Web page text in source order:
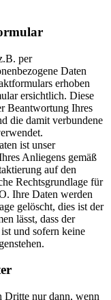
per
Daten
erhoben
ersichtlich. Diese
Beantwortung Ihres
die damit verbundene
ist unser
Anliegens gemäß
auf den
Rechtsgrundlage für
Ihre Daten werden
gelöscht, dies ist der
lässt, dass der
und sofern keine
Dritte nur dann, wenn